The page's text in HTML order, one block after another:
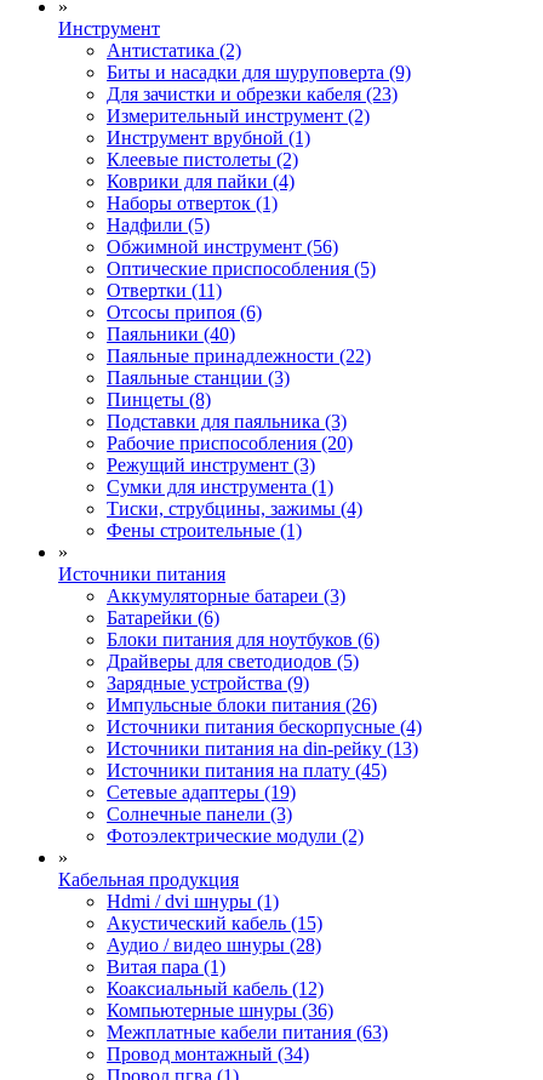
»
Инструмент
Антистатика (2)
Биты и насадки для шуруповерта (9)
Для зачистки и обрезки кабеля (23)
Измерительный инструмент (2)
Инструмент врубной (1)
Клеевые пистолеты (2)
Коврики для пайки (4)
Наборы отверток (1)
Надфили (5)
Обжимной инструмент (56)
Оптические приспособления (5)
Отвертки (11)
Отсосы припоя (6)
Паяльники (40)
Паяльные принадлежности (22)
Паяльные станции (3)
Пинцеты (8)
Подставки для паяльника (3)
Рабочие приспособления (20)
Режущий инструмент (3)
Сумки для инструмента (1)
Тиски, струбцины, зажимы (4)
Фены строительные (1)
»
Источники питания
Аккумуляторные батареи (3)
Батарейки (6)
Блоки питания для ноутбуков (6)
Драйверы для светодиодов (5)
Зарядные устройства (9)
Импульсные блоки питания (26)
Источники питания бескорпусные (4)
Источники питания на din-рейку (13)
Источники питания на плату (45)
Сетевые адаптеры (19)
Солнечные панели (3)
Фотоэлектрические модули (2)
»
Кабельная продукция
Hdmi / dvi шнуры (1)
Акустический кабель (15)
Аудио / видео шнуры (28)
Витая пара (1)
Коаксиальный кабель (12)
Компьютерные шнуры (36)
Межплатные кабели питания (63)
Провод монтажный (34)
Провод пгва (1)